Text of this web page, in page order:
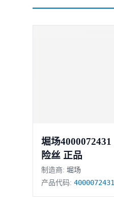
堀场4000072431 6安培玻璃保
险丝 正品
制造商: 堀场
产品代码: 4000072431